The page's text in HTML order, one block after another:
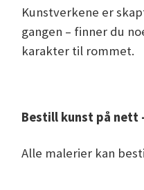
Kunstverkene er
gangen – finner du
karakter til rommet.
Bestill kunst på nett
Alle malerier kan